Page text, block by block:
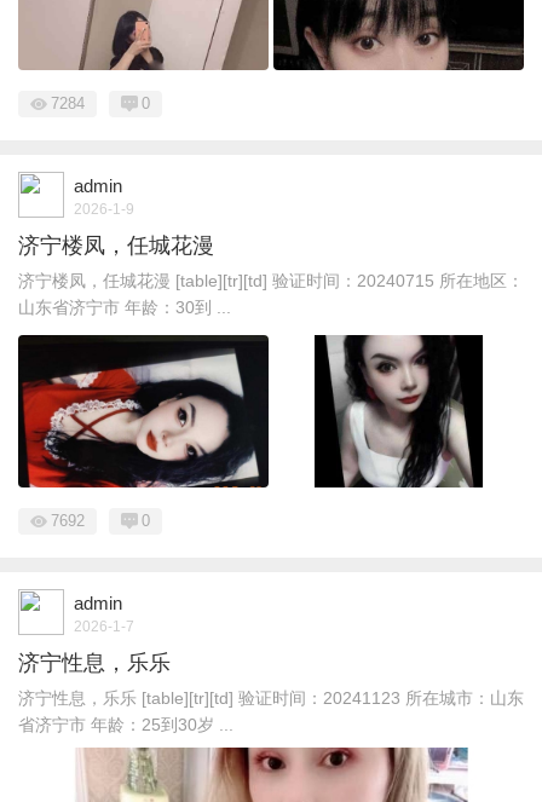
7284 0
admin
2026-1-9
济宁楼凤，任城花漫
济宁楼凤，任城花漫 [table][tr][td] 验证时间：20240715 所在地区：
山东省济宁市 年龄：30到 ...
7692 0
admin
2026-1-7
济宁性息，乐乐
济宁性息，乐乐 [table][tr][td] 验证时间：20241123 所在城市：山东
省济宁市 年龄：25到30岁 ...